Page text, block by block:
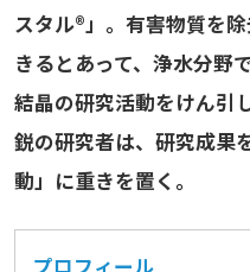
スタル®」。有害物質を
きるとあって、浄水分野
結晶の研究活動をけん引
鋭の研究者は、研究成果
動」に重きを置く。
プロフィール